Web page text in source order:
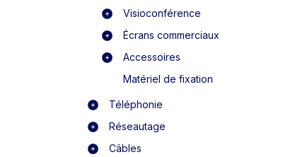
Visioconférence
Écrans commerciaux
Accessoires
Matériel de fixation
Téléphonie
Réseautage
Câbles